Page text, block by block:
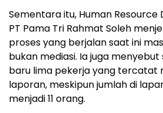
Sementara itu, Human
PT Pama Tri Rahmat Soleh
proses yang berjalan saat ini
bukan mediasi. Ia juga
baru lima pekerja yang tercatat
laporan, meskipun jumlah di
menjadi 11 orang.